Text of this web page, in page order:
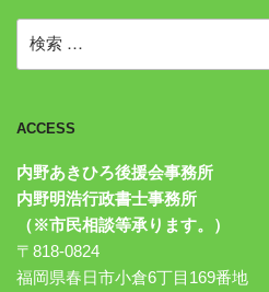
索:
ACCESS
内野あきひろ後援会事務所
内野明浩行政書士事務所
（※市民相談等承ります。）
〒818-0824
福岡県春日市小倉6丁目169番地